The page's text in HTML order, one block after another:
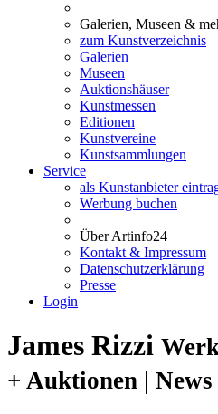
Galerien, Museen &
zum Kunstverzeichnis
Galerien
Museen
Auktionshäuser
Kunstmessen
Editionen
Kunstvereine
Kunstsammlungen
Service
als Kunstanbieter
Werbung buchen
Über Artinfo24
Kontakt & Impressum
Datenschutzerklärung
Presse
Login
James Rizzi
+ Auktionen | News